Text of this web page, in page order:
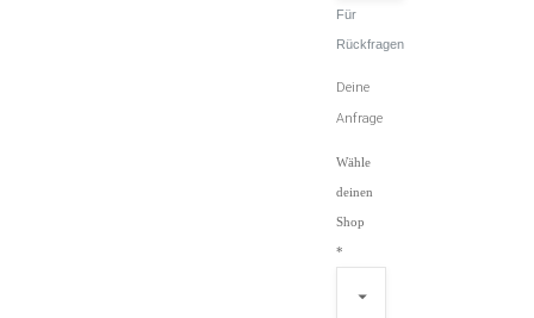
Für
Rückfragen
Adresse
Deine
Deine
Anfrage
Wähle
deinen
Shop
*